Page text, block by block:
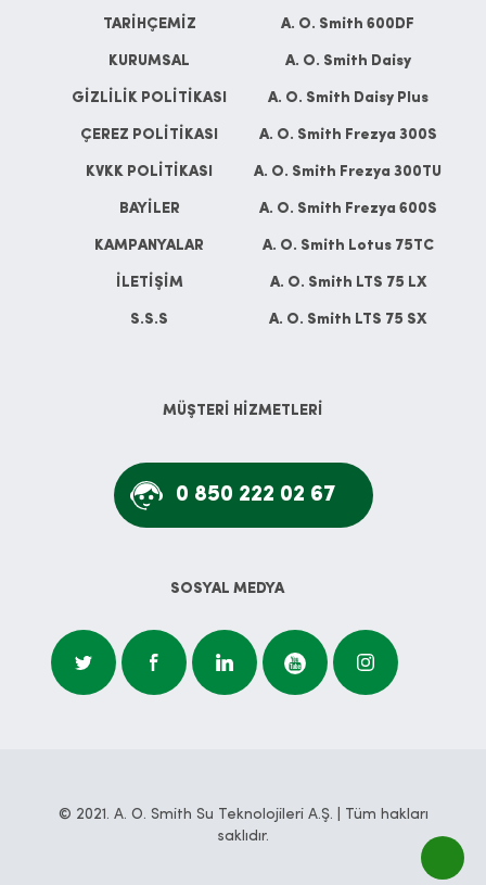
TARİHÇEMİZ
KURUMSAL
GİZLİLİK POLİTİKASI
ÇEREZ POLİTİKASI
KVKK POLİTİKASI
BAYİLER
KAMPANYALAR
İLETİŞİM
S.S.S
A. O. Smith 600DF
A. O. Smith Daisy
A. O. Smith Daisy Plus
A. O. Smith Frezya 300S
A. O. Smith Frezya 300TU
A. O. Smith Frezya 600S
A. O. Smith Lotus 75TC
A. O. Smith LTS 75 LX
A. O. Smith LTS 75 SX
MÜŞTERİ HİZMETLERİ
0 850 222 02 67
SOSYAL MEDYA
© 2021. A. O. Smith Su Teknolojileri A.Ş. | Tüm hakları
saklıdır.